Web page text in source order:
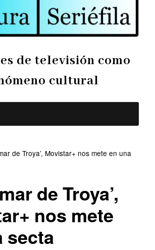
de televisión como
cultural
de Troya’, Movistar+ nos mete en una
de Troya’,
nos mete
secta